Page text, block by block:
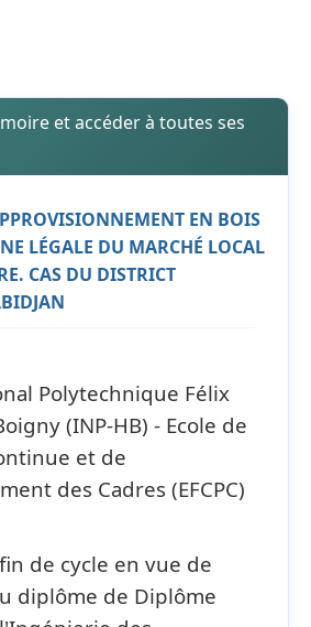
et accéder à toutes ses
EN BOIS
LÉGALE DU MARCHÉ LOCAL
CAS DU DISTRICT
Polytechnique Félix
(INP-HB) - Ecole de
et de
des Cadres (EFCPC)
de cycle en vue de
diplôme de Diplôme